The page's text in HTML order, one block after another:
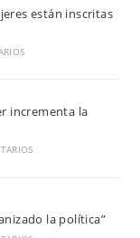
están inscritas
incrementa la
la política”